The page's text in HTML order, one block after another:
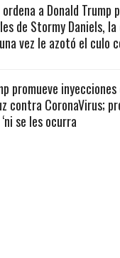
ordena a Donald Trump
de Stormy Daniels,
vez le azotó el culo
promueve
contra CoronaVirus;
se les ocurra